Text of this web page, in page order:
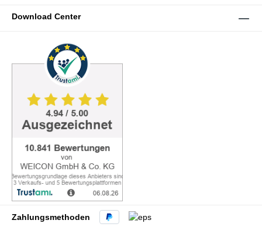
Download Center
Zahlungsmethoden